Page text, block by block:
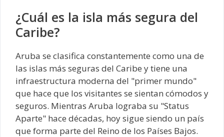
¿Cuál es la isla más segura del
Caribe?
Aruba se clasifica constantemente como una de
las islas más seguras del Caribe y tiene una
infraestructura moderna del "primer mundo"
que hace que los visitantes se sientan cómodos y
seguros. Mientras Aruba lograba su "Status
Aparte" hace décadas, hoy sigue siendo un país
que forma parte del Reino de los Países Bajos.